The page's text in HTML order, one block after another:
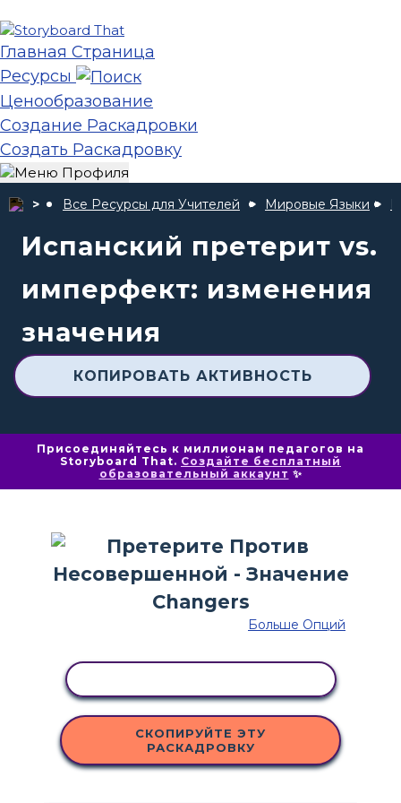
Главная Страница
Ресурсы
Ценообразование
Создание Раскадровки
Создать Раскадровку
Все Ресурсы для Учителей Мировые Языки
Испанский претерит vs.
имперфект: изменения
значения
КОПИРОВАТЬ АКТИВНОСТЬ
Присоединяйтесь к миллионам педагогов на
Storyboard That. Создайте бесплатный
образовательный аккаунт ✨
Больше Опций
СКОПИРУЙТЕ ЭТУ
РАСКАДРОВКУ